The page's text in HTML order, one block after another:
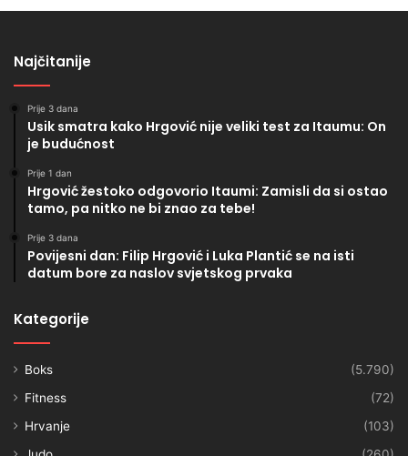
Najčitanije
Prije 3 dana
Usik smatra kako Hrgović nije veliki test za Itaumu: On
je budućnost
Prije 1 dan
Hrgović žestoko odgovorio Itaumi: Zamisli da si ostao
tamo, pa nitko ne bi znao za tebe!
Prije 3 dana
Povijesni dan: Filip Hrgović i Luka Plantić se na isti
datum bore za naslov svjetskog prvaka
Kategorije
Boks
(5.790)
Fitness
(72)
Hrvanje
(103)